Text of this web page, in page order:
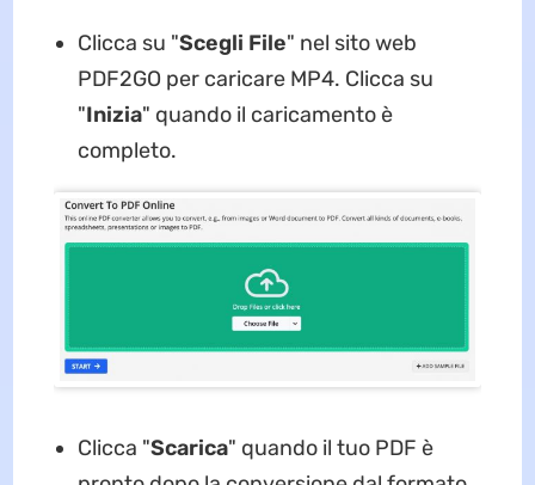
Clicca su "Scegli File" nel sito web
PDF2GO per caricare MP4. Clicca su
"Inizia" quando il caricamento è
completo.
Clicca "Scarica" quando il tuo PDF è